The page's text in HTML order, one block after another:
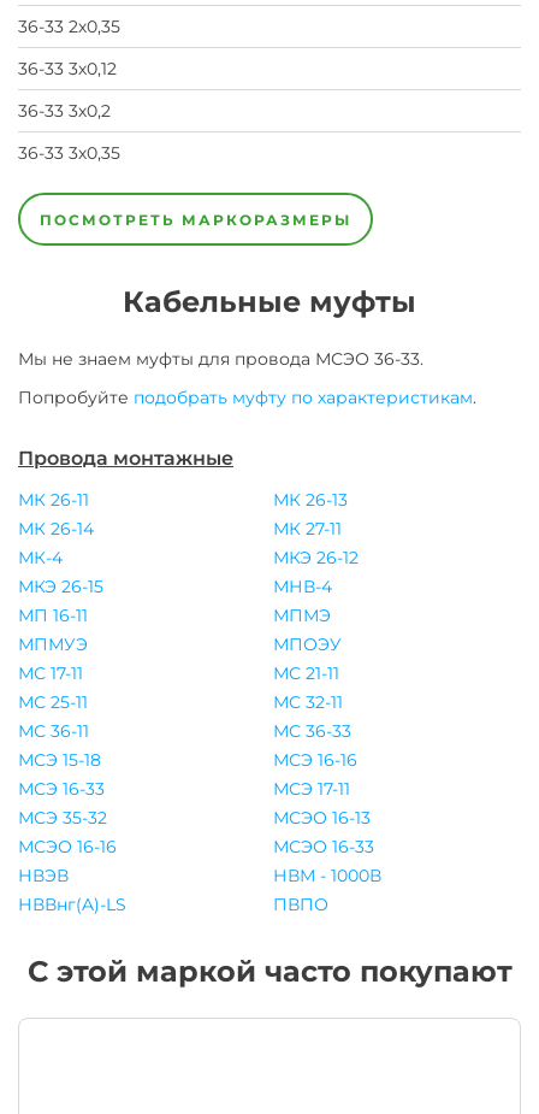
36-33 2х0,35
36-33 3х0,12
36-33 3х0,2
36-33 3х0,35
36-33
4х0,12
36-
33
4х0,2
36-33
4х0,35
ПОСМОТРЕТЬ МАРКОРАЗМЕРЫ
Кабельные муфты
Мы не знаем муфты для провода МСЭО 36-33.
Попробуйте подобрать муфту по характеристикам.
Провода монтажные
МК 26-11
МК 26-13
МК 26-14
МК 27-11
МК-4
МКЭ 26-12
МКЭ 26-15
МНВ-4
МП 16-11
МПМЭ
МПМУЭ
МПОЭУ
МС 17-11
МС 21-11
МС 25-11
МС 32-11
МС 36-11
МС 36-33
МСЭ 15-18
МСЭ 16-16
МСЭ 16-33
МСЭ 17-11
МСЭ 35-32
МСЭО 16-13
МСЭО 16-16
МСЭО 16-33
НВЭВ
НВМ - 1000В
НВВнг(A)-LS
ПВПО
С этой маркой часто покупают